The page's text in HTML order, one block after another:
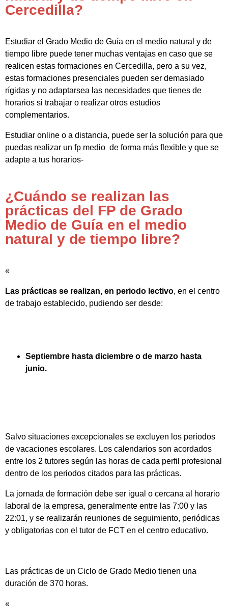
Cercedilla?
Estudiar el Grado Medio de Guía en el medio natural y de
tiempo libre puede tener muchas ventajas en caso que se
realicen estas formaciones en Cercedilla, pero a su vez,
estas formaciones presenciales pueden ser demasiado
rígidas y no adaptarsea las necesidades que tienes de
horarios si trabajar o realizar otros estudios
complementarios.
Estudiar online o a distancia, puede ser la solución para que
puedas realizar un fp medio de forma más flexible y que se
adapte a tus horarios-
¿Cuándo se realizan las
prácticas del FP de Grado
Medio de Guía en el medio
natural y de tiempo libre?
«
Las prácticas se realizan, en periodo lectivo, en el centro
de trabajo establecido, pudiendo ser desde:
Septiembre hasta diciembre o de marzo hasta
junio.
Salvo situaciones excepcionales se excluyen los periodos
de vacaciones escolares. Los calendarios son acordados
entre los 2 tutores según las horas de cada perfil profesional
dentro de los periodos citados para las prácticas.
La jornada de formación debe ser igual o cercana al horario
laboral de la empresa, generalmente entre las 7:00 y las
22:01, y se realizarán reuniones de seguimiento, periódicas
y obligatorias con el tutor de FCT en el centro educativo.
Las prácticas de un Ciclo de Grado Medio tienen una
duración de 370 horas.
«